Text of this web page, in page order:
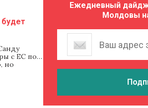
будет
с ЕС по
но
Ежедневный
Молдовы